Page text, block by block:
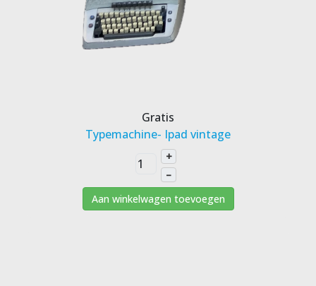
Gratis
Typemachine- Ipad vintage
+
–
Aan winkelwagen toevoegen